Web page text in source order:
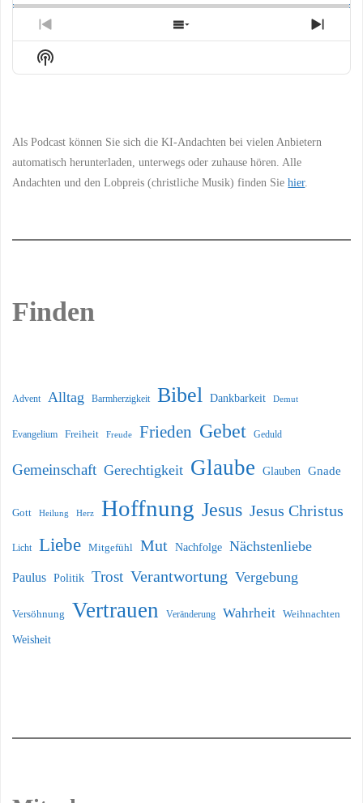
Previous
Episode
Show
Episodes
Next
Show
Podcast
Als Podcast können Sie sich die KI-Andachten bei vielen Anbietern
automatisch herunterladen, unterwegs oder zuhause hören. Alle
Andachten und den Lobpreis (christliche Musik) finden Siehier.
Finden
Advent Alltag Barmherzigkeit Bibel Dankbarkeit Demut
Evangelium Freiheit Freude Frieden Gebet Geduld
Gemeinschaft Gerechtigkeit Glaube Glauben Gnade
Gott Heilung Herz Hoffnung Jesus Jesus Christus
Licht Liebe Mitgefühl Mut Nachfolge Nächstenliebe
Paulus Politik Trost Verantwortung Vergebung
Versöhnung Vertrauen Veränderung Wahrheit Weihnachten
Weisheit